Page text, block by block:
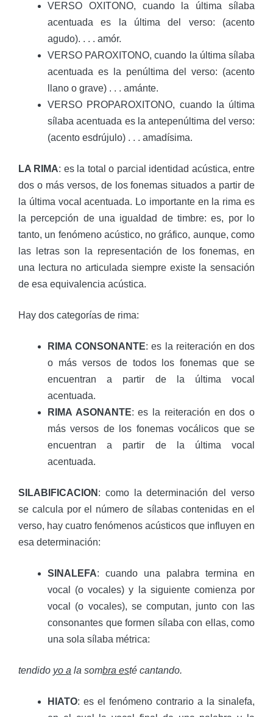
VERSO OXITONO, cuando la última sílaba
acentuada es la última del verso: (acento
agudo). . . . amór.
VERSO PAROXITONO, cuando la última sílaba
acentuada es la penúltima del verso: (acento
llano o grave) . . . amánte.
VERSO PROPAROXITONO, cuando la última
sílaba acentuada es la antepenúltima del verso:
(acento esdrújulo) . . . amadísima.
LA RIMA: es la total o parcial identidad acústica, entre
dos o más versos, de los fonemas situados a partir de
la última vocal acentuada. Lo importante en la rima es
la percepción de una igualdad de timbre: es, por lo
tanto, un fenómeno acústico, no gráfico, aunque, como
las letras son la representación de los fonemas, en
una lectura no articulada siempre existe la sensación
de esa equivalencia acústica.
Hay dos categorías de rima:
RIMA CONSONANTE: es la reiteración en dos
o más versos de todos los fonemas que se
encuentran a partir de la última vocal
acentuada.
RIMA ASONANTE: es la reiteración en dos o
más versos de los fonemas vocálicos que se
encuentran a partir de la última vocal
acentuada.
SILABIFICACION : como la determinación del verso
se calcula por el número de sílabas contenidas en el
verso, hay cuatro fenómenos acústicos que influyen en
esa determinación:
SINALEFA: cuando una palabra termina en
vocal (o vocales) y la siguiente comienza por
vocal (o vocales), se computan, junto con las
consonantes que formen sílaba con ellas, como
una sola sílaba métrica:
tendido yo a la sombra esté cantando.
HIATO: es el fenómeno contrario a la sinalefa,